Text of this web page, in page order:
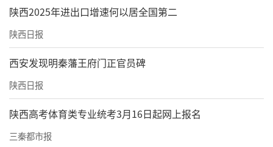
陕西2025年进出口增速何以居全国第二
陕西日报
西安发现明秦藩王府门正官员碑
陕西日报
陕西高考体育类专业统考3月16日起网上报名
三秦都市报